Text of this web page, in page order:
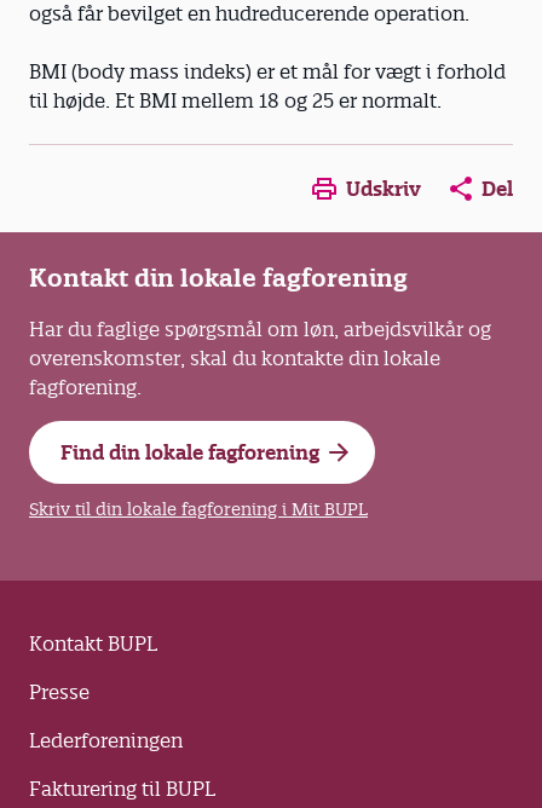
også får bevilget en hudreducerende operation.
BMI (body mass indeks) er et mål for vægt i forhold
til højde. Et BMI mellem 18 og 25 er normalt.
Opens in a new window
Opens in a new
Opens in
Udskriv Del
Kontakt din lokale fagforening
Har du faglige spørgsmål om løn, arbejdsvilkår og
overenskomster, skal du kontakte din lokale
fagforening.
Find din lokale fagforening
Skriv til din lokale fagforening i Mit BUPL
Kontakt BUPL
Presse
Lederforeningen
Fakturering til BUPL